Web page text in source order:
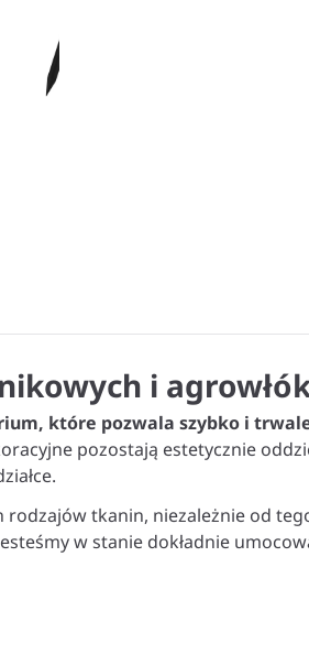
i
które pozwala szybko i
pozostają estetycznie
tkanin, niezależnie od
w stanie dokładnie